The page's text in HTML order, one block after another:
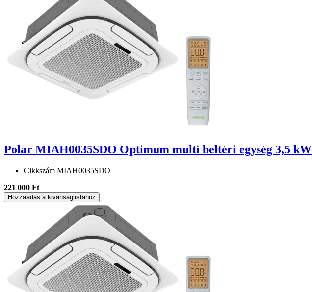
Polar MIAH0035SDO Optimum multi beltéri egység 3,5 kW
Cikkszám MIAH0035SDO
221 000 Ft
Hozzáadás a kivánságlistához